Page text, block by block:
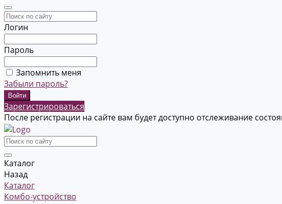
Логин
Пароль
Запомнить меня
Забыли пароль?
Зарегистрироваться
После регистрации на сайте вам будет доступно отслеживание
Каталог
Назад
Каталог
Комбо-устройство